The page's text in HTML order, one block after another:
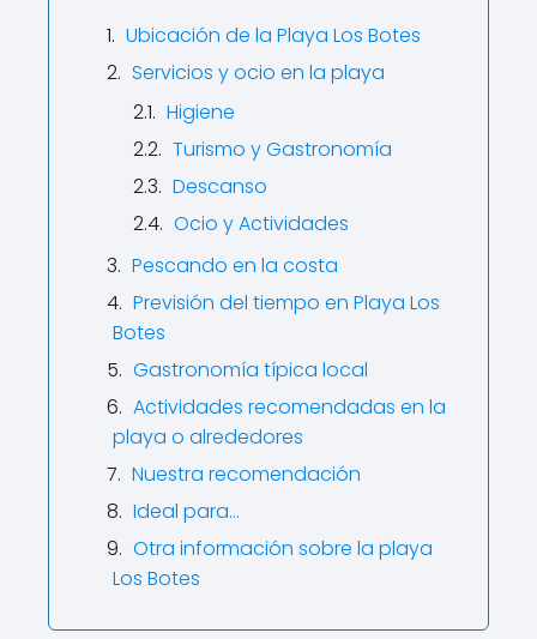
Ubicación de la Playa Los Botes
Servicios y ocio en la playa
Higiene
Turismo y Gastronomía
Descanso
Ocio y Actividades
Pescando en la costa
Previsión del tiempo en Playa Los
Botes
Gastronomía típica local
Actividades recomendadas en la
playa o alrededores
Nuestra recomendación
Ideal para…
Otra información sobre la playa
Los Botes